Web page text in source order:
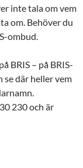
inte tala om vem
om. Behöver du
ombud.
BRIS – på BRIS-
se där heller vem
230och är